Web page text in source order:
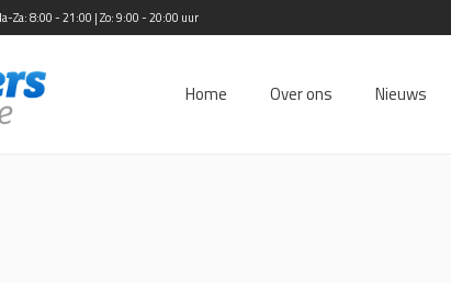
Za: 8:00 - 21:00 | Zo: 9:00 - 20:00 uur
Home Over ons Nieuws